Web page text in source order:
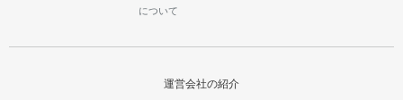
について
運営会社の紹介